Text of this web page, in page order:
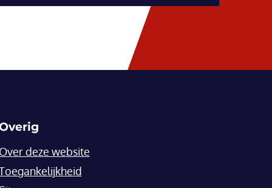
Over deze website